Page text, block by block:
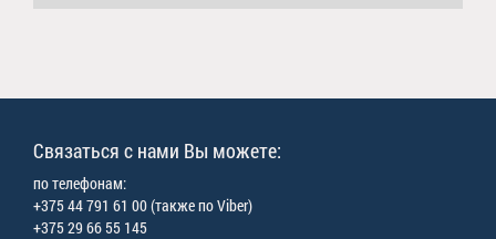
Связаться с нами Вы можете:
по телефонам:
+375 44 791 61 00 (также по Viber)
+375 29 66 55 145